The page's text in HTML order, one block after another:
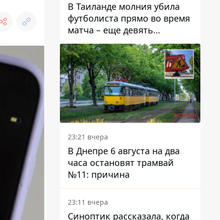
В Таиланде молния убила
футболиста прямо во время
матча – еще девять
пострадали
23:21 вчера
В Днепре 6 августа на два
часа остановят трамвай
№11: причина
23:11 вчера
Синоптик рассказала, когда